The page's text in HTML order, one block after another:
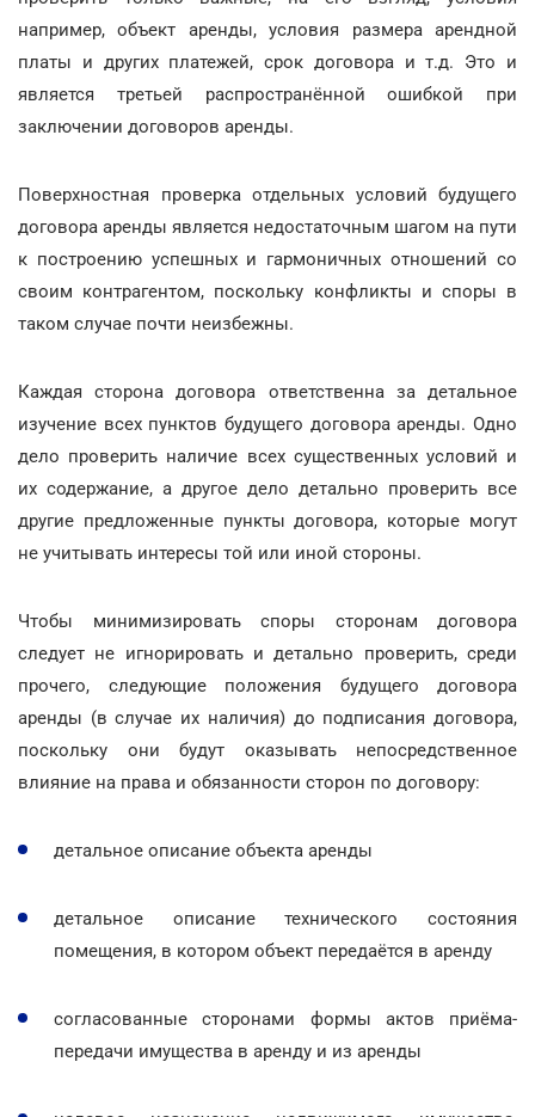
например, объект аренды, условия размера арендной
платы и других платежей, срок договора и т.д. Это и
является третьей распространённой ошибкой при
заключении договоров аренды.
Поверхностная проверка отдельных условий будущего
договора аренды является недостаточным шагом на пути
к построению успешных и гармоничных отношений со
своим контрагентом, поскольку конфликты и споры в
таком случае почти неизбежны.
Каждая сторона договора ответственна за детальное
изучение всех пунктов будущего договора аренды. Одно
дело проверить наличие всех существенных условий и
их содержание, а другое дело детально проверить все
другие предложенные пункты договора, которые могут
не учитывать интересы той или иной стороны.
Чтобы минимизировать споры сторонам договора
следует не игнорировать и детально проверить, среди
прочего, следующие положения будущего договора
аренды (в случае их наличия) до подписания договора,
поскольку они будут оказывать непосредственное
влияние на права и обязанности сторон по договору:
детальное описание объекта аренды
детальное описание технического состояния
помещения, в котором объект передаётся в аренду
согласованные сторонами формы актов приёма-
передачи имущества в аренду и из аренды